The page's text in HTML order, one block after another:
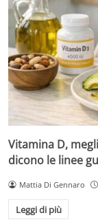
Vitamina D,
dicono le linee
Mattia Di Gennaro
Leggi di più